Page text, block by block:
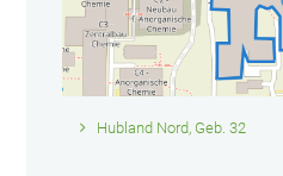
Hubland Nord, Geb. 32